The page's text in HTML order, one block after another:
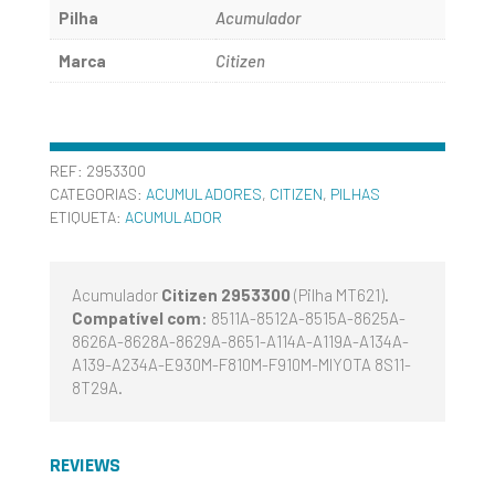
Pilha Acumulador
Marca Citizen
REF: 2953300
CATEGORIAS: ACUMULADORES, CITIZEN, PILHAS
ETIQUETA: ACUMULADOR
Acumulador Citizen 2953300 (Pilha MT621).
Compatível com: 8511A-8512A-8515A-8625A-
8626A-8628A-8629A-8651-A114A-A119A-A134A-
A139-A234A-E930M-F810M-F910M-MIYOTA 8S11-
8T29A.
REVIEWS